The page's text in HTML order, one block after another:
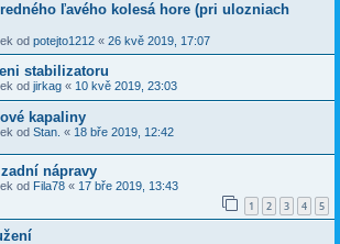
ľavého kolesá hore (pri ulozniach
od potejto1212 « 26 kvě 2019, 17:07
stabilizatoru
od jirkag « 10 kvě 2019, 23:03
kapaliny
od Stan. « 18 bře 2019, 12:42
nápravy
od Fila78 « 17 bře 2019, 13:43
1 2 3 4 5